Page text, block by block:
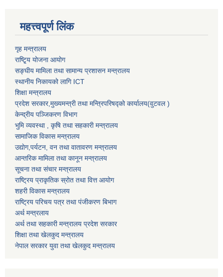
महत्त्वपूर्ण लिंक
गृह मन्त्रालय
राष्टि्ृय योजना आयोग
सङ्घीय मामिला तथा सामान्य प्रशासन मन्त्रालय
स्थानीय निकायको लागि ICT
शिक्षा मन्त्रालय
प्रदेश सरकार,मुख्यमन्त्री तथा मन्त्रिपरिषद्को कार्यालय(वुटवल )
केन्द्रीय पञ्जिकरण विभाग
भुमि व्यवस्था , कृषि तथा सहकारी मन्त्रालय
सामाजिक विकास मन्त्रालय
उद्याेग,पर्यटन, वन तथा वातावरण मन्त्रालय
आन्तरिक मामिला तथा कानून मन्त्रालय
सूचना तथा संचार मन्त्रालय
राष्ट्रिय प्राकृतिक स्रोत तथा वित्त आयोग
शहरी विकास मन्त्रालय
राष्ट्रिय परिचय पत्र तथा पंजीकरण बिभाग
अर्थ मन्त्रलाय
अर्थ तथा सहकारी मन्त्रालय प्रदेश सरकार
शिक्षा तथा खेलकुद मन्‍‍त्रालय
नेपाल सरकार युवा तथा खेलकुद मन्त्रालय